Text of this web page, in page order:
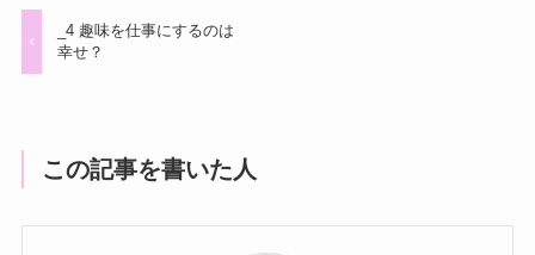
_4 趣味を仕事にするのは
幸せ？
この記事を書いた人